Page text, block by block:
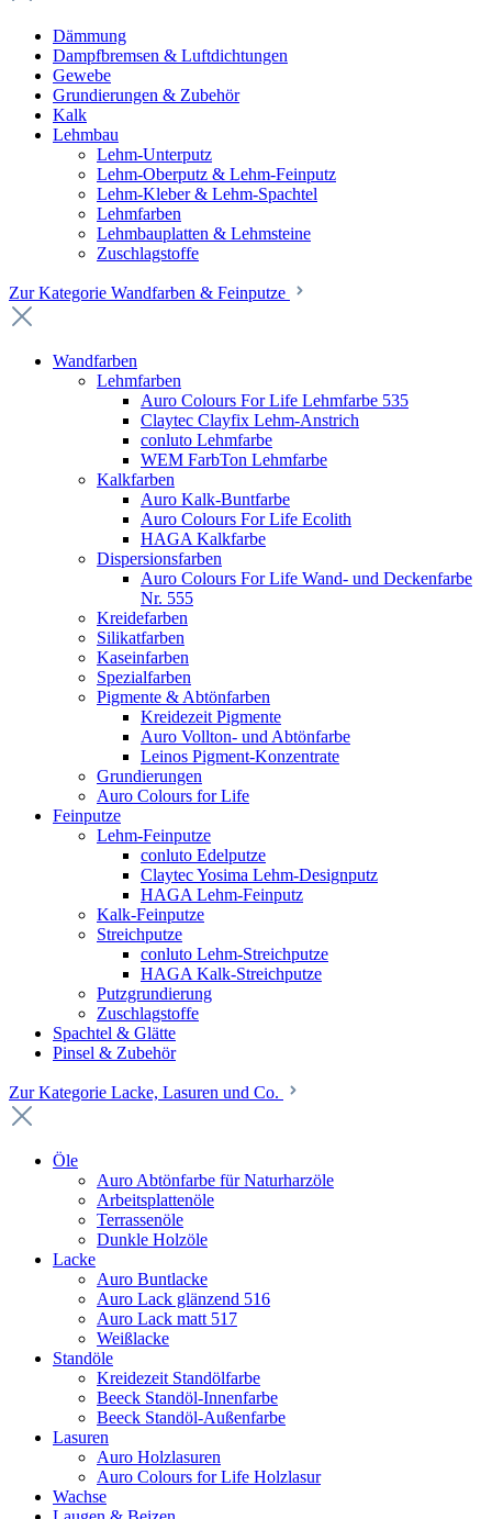
Dämmung
Dampfbremsen & Luftdichtungen
Gewebe
Grundierungen & Zubehör
Kalk
Lehmbau
Lehm-Unterputz
Lehm-Oberputz & Lehm-Feinputz
Lehm-Kleber & Lehm-Spachtel
Lehmfarben
Lehmbauplatten & Lehmsteine
Zuschlagstoffe
Zur Kategorie Wandfarben & Feinputze
Wandfarben
Lehmfarben
Auro Colours For Life Lehmfarbe 535
Claytec Clayfix Lehm-Anstrich
conluto Lehmfarbe
WEM FarbTon Lehmfarbe
Kalkfarben
Auro Kalk-Buntfarbe
Auro Colours For Life Ecolith
HAGA Kalkfarbe
Dispersionsfarben
Auro Colours For Life Wand- und Deckenfarbe
Nr. 555
Kreidefarben
Silikatfarben
Kaseinfarben
Spezialfarben
Pigmente & Abtönfarben
Kreidezeit Pigmente
Auro Vollton- und Abtönfarbe
Leinos Pigment-Konzentrate
Grundierungen
Auro Colours for Life
Feinputze
Lehm-Feinputze
conluto Edelputze
Claytec Yosima Lehm-Designputz
HAGA Lehm-Feinputz
Kalk-Feinputze
Streichputze
conluto Lehm-Streichputze
HAGA Kalk-Streichputze
Putzgrundierung
Zuschlagstoffe
Spachtel & Glätte
Pinsel & Zubehör
Zur Kategorie Lacke, Lasuren und Co.
Öle
Auro Abtönfarbe für Naturharzöle
Arbeitsplattenöle
Terrassenöle
Dunkle Holzöle
Lacke
Auro Buntlacke
Auro Lack glänzend 516
Auro Lack matt 517
Weißlacke
Standöle
Kreidezeit Standölfarbe
Beeck Standöl-Innenfarbe
Beeck Standöl-Außenfarbe
Lasuren
Auro Holzlasuren
Auro Colours for Life Holzlasur
Wachse